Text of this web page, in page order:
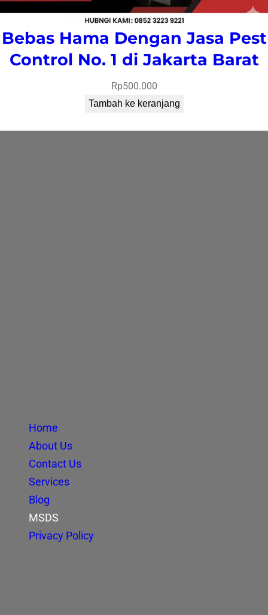
Bebas Hama Dengan Jasa Pest
Control No. 1 di Jakarta Barat
Rp500.000
Tambah ke keranjang
Home
About Us
Contact Us
Services
Blog
MSDS
Privacy Policy